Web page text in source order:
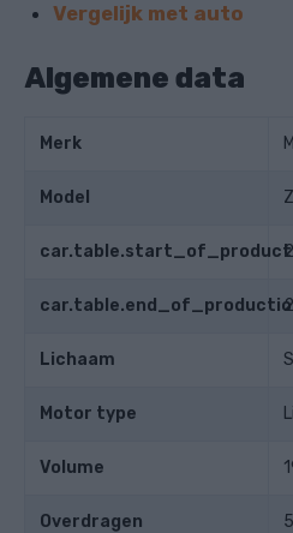
Vergelijk met auto
Algemene data
Merk
Model
Lichaam
Motor type
Volume
Overdragen